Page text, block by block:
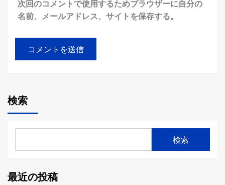
次回のコメントで使用するためブラウザーに自分の
名前、メールアドレス、サイトを保存する。
検索
検索
最近の投稿